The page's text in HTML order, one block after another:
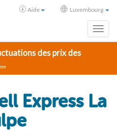
Aide Luxembourg
des prix des
Express La